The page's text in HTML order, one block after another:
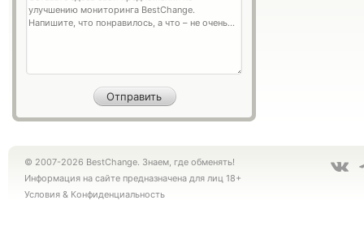
© 2007-2026 BestChange. Знаем, где обменять!
Информация на сайте предназначена для лиц 18+
Условия & Конфиденциальность